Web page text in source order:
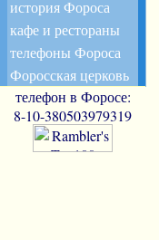
история Фороса
кафе и рестораны
телефоны Фороса
Форосская церковь
телефон в Форосе:
8-10-380503979319